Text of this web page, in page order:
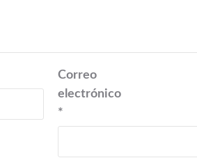
Correo
electrónico
*